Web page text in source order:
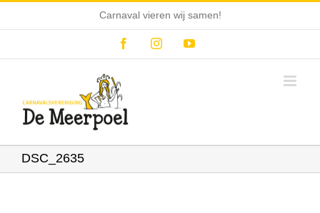
Carnaval vieren wij samen!
FacebookInstagramYouTube
DSC_2635